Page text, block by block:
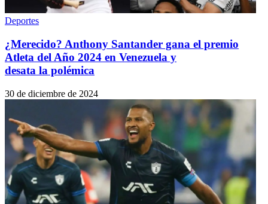
Deportes
¿Merecido? Anthony Santander gana el premio
Atleta del Año 2024 en Venezuela y
desata la polémica
30 de diciembre de 2024